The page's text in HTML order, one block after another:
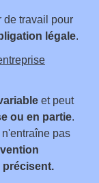
de travail pour
légale.
et peut
ou en partie.
pas